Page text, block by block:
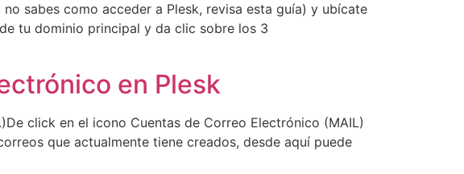
sabes como acceder a Plesk, revisa esta guía) y ubícate
tu dominio principal y da clic sobre los 3
en Plesk
click en el icono Cuentas de Correo Electrónico (MAIL)
que actualmente tiene creados, desde aquí puede